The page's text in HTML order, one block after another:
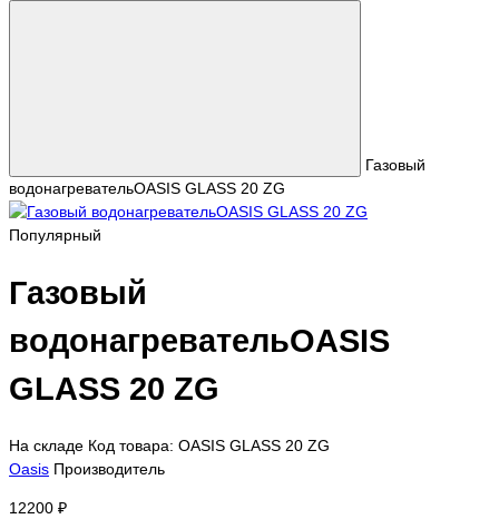
Газовый
водонагревательOASIS GLASS 20 ZG
Популярный
Газовый
водонагревательOASIS
GLASS 20 ZG
На складе Код товара: OASIS GLASS 20 ZG
Oasis Производитель
12200 ₽